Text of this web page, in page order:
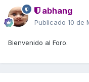
abhang
Publicado 10 de
Bienvenido al Foro.